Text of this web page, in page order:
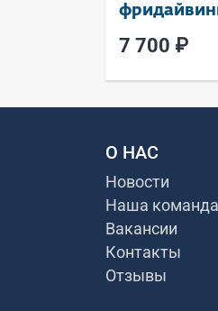
7 700 ₽
О НАС
Новости
Наша команда
Вакансии
Контакты
Отзывы